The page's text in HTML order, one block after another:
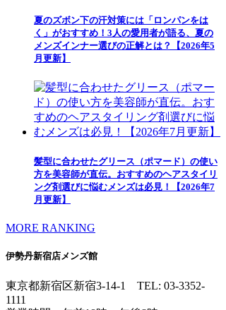
夏のズボン下の汗対策には「ロンパンをは
く」がおすすめ！3人の愛用者が語る、夏の
メンズインナー選びの正解とは？【2026年5
月更新】
髪型に合わせたグリース（ポマード）の使い
方を美容師が直伝。おすすめのヘアスタイリ
ング剤選びに悩むメンズは必見！【2026年7
月更新】
MORE RANKING
伊勢丹新宿店メンズ館
東京都新宿区新宿3-14-1 TEL: 03-3352-
1111